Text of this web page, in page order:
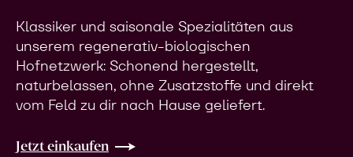
Klassiker und saisonale Spezialitäten aus
unserem regenerativ-biologischen
Hofnetzwerk: Schonend hergestellt,
naturbelassen, ohne Zusatzstoffe und direkt
vom Feld zu dir nach Hause geliefert.
Jetzt einkaufen